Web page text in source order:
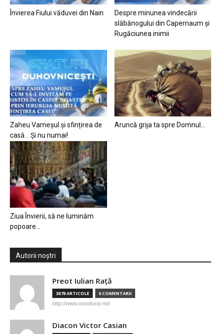
Învierea Fiului văduvei din Nain
Despre minunea vindecării
slăbănogului din Capernaum și
Rugăciunea inimii
Zaheu Vameșul și sfințirea de
casă… Și nu numai!
Aruncă grija ta spre Domnul…
Ziua Învierii, să ne luminăm
popoare…
Autorii noștri
Preot Iulian Raţă
3878 ARTICOLE 6 COMENTARII
http://www.ortodoxia.md
Diacon Victor Casian